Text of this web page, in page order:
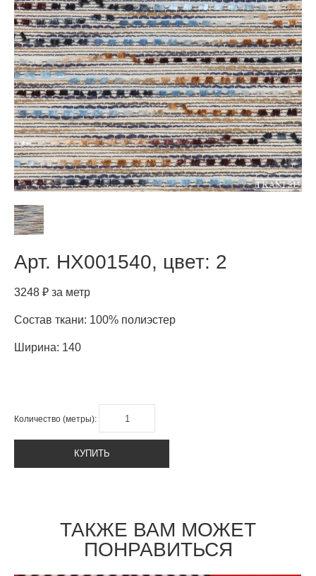
Арт. HX001540, цвет: 2
3248 ₽ за метр
Состав ткани: 100% полиэстер
Ширина: 140
Количество (метры):
КУПИТЬ
ТАКЖЕ ВАМ МОЖЕТ
ПОНРАВИТЬСЯ